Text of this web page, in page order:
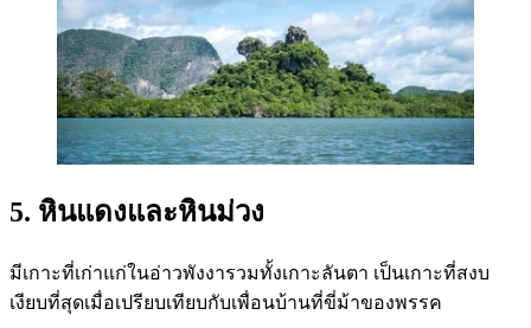
5. หินแดงและหินม่วง
มีเกาะที่เก่าแก่ในอ่าวพังงารวมทั้งเกาะลันตา เป็นเกาะที่สงบ
เงียบที่สุดเมื่อเปรียบเทียบกับเพื่อนบ้านที่ขี่ม้าของพรรค